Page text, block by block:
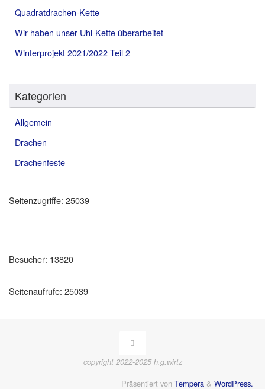
Quadratdrachen-Kette
Wir haben unser Uhl-Kette überarbeitet
Winterprojekt 2021/2022 Teil 2
Kategorien
Allgemein
Drachen
Drachenfeste
Seitenzugriffe: 25039
Besucher: 13820
Seitenaufrufe: 25039
copyright 2022-2025 h.g.wirtz
Präsentiert von Tempera & WordPress.